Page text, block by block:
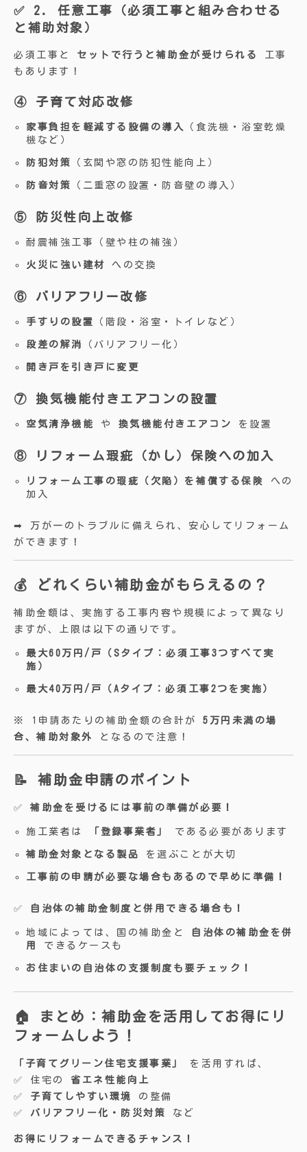
✅ 2. 任意工事（必須工事と組み合わせる
と補助対象）
必須工事と セットで行うと補助金が受けられる
工事
もあります！
④ 子育て対応改修
家事負担を軽減する設備の導入
（食洗機・浴室乾燥
機など）
防犯対策 （玄関や窓の防犯性能向上）
防音対策 （二重窓の設置・防音壁の導入）
⑤ 防災性向上改修
耐震補強工事（壁や柱の補強）
火災に強い建材 への交換
⑥ バリアフリー改修
手すりの設置 （階段・浴室・トイレなど）
段差の解消 （バリアフリー化）
開き戸を引き戸に変更
⑦ 換気機能付きエアコンの設置
空気清浄機能 や 換気機能付きエアコン を設置
⑧ リフォーム瑕疵（かし）保険への加入
リフォーム工事の瑕疵（欠陥）を補償する保険
への
加入
➡ 万が一のトラブルに備えられ、安心してリフォーム
ができます！
💰 どれくらい補助金がもらえるの？
補助金額は、実施する工事内容や規模によって異なり
ますが、上限は以下の通りです。
最大60万円/戸（Sタイプ：必須工事3つすべて実
施）
最大40万円/戸（Aタイプ：必須工事2つを実施）
※ 1申請あたりの補助金額の合計が5万円未満の場
合、補助対象外
となるので注意！
📝 補助金申請のポイント
✅補助金を受けるには事前の準備が必要！
施工業者は 「登録事業者」 である必要があります
補助金対象となる製品 を選ぶことが大切
工事前の申請が必要な場合もあるので早めに準備！
✅ 自治体の補助金制度と併用できる場合も！
地域によっては、国の補助金と
自治体の補助金を併
用
できるケースも
お住まいの自治体の支援制度も要チェック！
🏠 まとめ：補助金を活用してお得にリ
フォームしよう！
「子育てグリーン住宅支援事業」
を活用すれば、
✅ 住宅の 省エネ性能向上
✅ 子育てしやすい環境
の整備
✅ バリアフリー化・防災対策 など
お得にリフォームできるチャンス！